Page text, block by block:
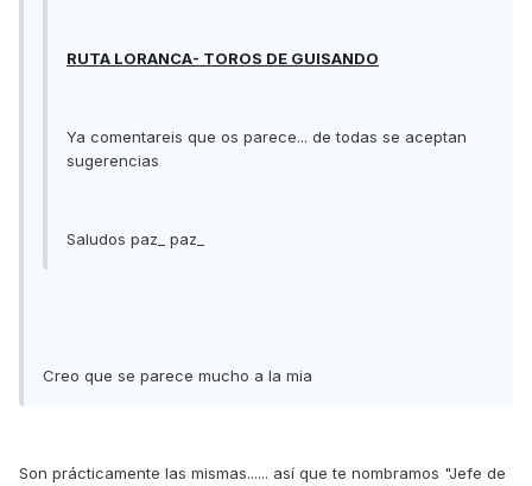
RUTA LORANCA- TOROS DE GUISANDO
Ya comentareis que os parece... de todas se aceptan
sugerencias
Saludos paz_ paz_
Creo que se parece mucho a la mia
Son prácticamente las mismas...... así que te nombramos "Jefe de